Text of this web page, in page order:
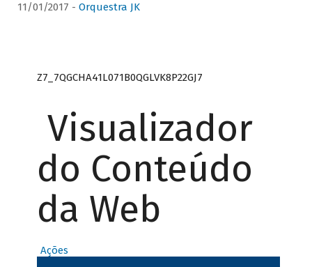
11/01/2017 - Orquestra JK
Z7_7QGCHA41L071B0QGLVK8P22GJ7
Visualizador
do Conteúdo
da Web
Ações